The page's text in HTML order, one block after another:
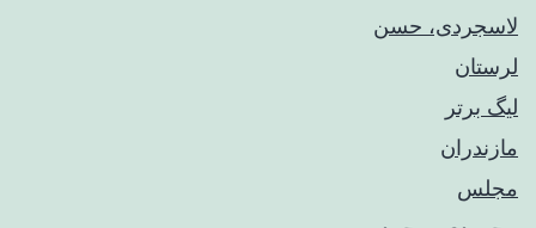
لاسجردی، حسن
لرستان
لیگ برتر
مازندران
مجلس